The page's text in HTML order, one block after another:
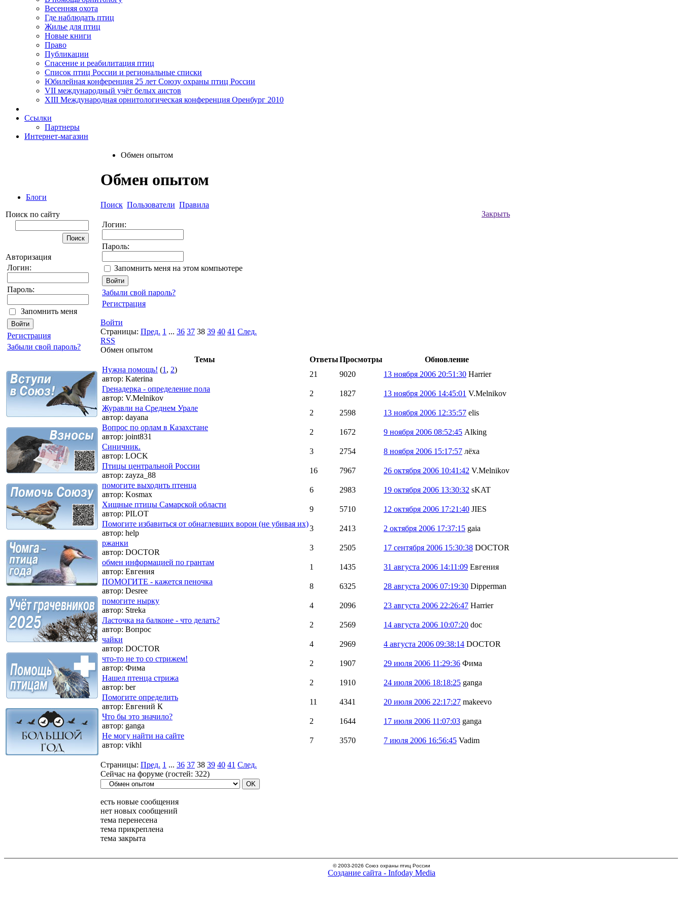
Весенняя охота
Где наблюдать птиц
Жилье для птиц
Новые книги
Право
Публикации
Спасение и реабилитация птиц
Список птиц России и региональные списки
Юбилейная конференция 25 лет Союзу охраны птиц России
VII международный учёт белых аистов
XIII Международная орнитологическая конференция Оренбург 2010
Ссылки
Партнеры
Интернет-магазин
Блоги
Поиск по сайту
Авторизация
Логин:
Пароль:
Запомнить меня
Регистрация
Забыли свой пароль?
Обмен опытом
Обмен опытом
Поиск Пользователи Правила
Закрыть
Логин:
Пароль:
Запомнить меня на этом компьютере
Забыли свой пароль?
Регистрация
Войти
Страницы: Пред. 1 ... 36 37 38 39 40 41 След.
RSS
Обмен опытом
Темы
ОтветыПросмотры
Обновление
Нужна помощь! (1 , 2)
автор: Katerina
21 9020 13 ноября 2006 20:51:30 Harrier
Гренадерка - определение пола
автор: V.Melnikov
2 1827 13 ноября 2006 14:45:01 V.Melnikov
Журавли на Среднем Урале
автор: dayana
2 2598 13 ноября 2006 12:35:57 elis
Вопрос по орлам в Казахстане
автор: joint831
2 1672 9 ноября 2006 08:52:45 Alking
Синичник.
автор: LOCK
3 2754 8 ноября 2006 15:17:57 лёха
Птицы центральной России
автор: zayza_88
16 7967 26 октября 2006 10:41:42 V.Melnikov
помогите выходить птенца
автор: Kosmax
6 2983 19 октября 2006 13:30:32 sKAT
Хищные птицы Самарской области
автор: PILOT
9 5710 12 октября 2006 17:21:40 JIES
Помогите избавиться от обнаглевших ворон (не убивая их)
автор: help
3 2413 2 октября 2006 17:37:15 gaia
ржанки
автор: DOCTOR
3 2505 17 сентября 2006 15:30:38 DOCTOR
обмен информацией по грантам
автор: Евгения
1 1435 31 августа 2006 14:11:09 Евгения
ПОМОГИТЕ - кажется пеночка
автор: Desree
8 6325 28 августа 2006 07:19:30 Dipperman
помогите нырку
автор: Streka
4 2096 23 августа 2006 22:26:47 Harrier
Ласточка на балконе - что делать?
автор: Вопрос
2 2569 14 августа 2006 10:07:20 doc
чайки
автор: DOCTOR
4 2969 4 августа 2006 09:38:14 DOCTOR
что-то не то со стрижем!
автор: Фима
2 1907 29 июля 2006 11:29:36 Фима
Нашел птенца стрижа
автор: ber
2 1910 24 июля 2006 18:18:25 ganga
Помогите определить
автор: Евгений К
11 4341 20 июля 2006 22:17:27 makeevo
Что бы это значило?
автор: ganga
2 1644 17 июля 2006 11:07:03 ganga
Не могу найти на сайте
автор: vikhl
7 3570 7 июля 2006 16:56:45 Vadim
Страницы: Пред. 1 ... 36 37 38 39 40 41 След.
Сейчас на форуме (гостей: 322)
есть новые сообщения
нет новых сообщений
тема перенесена
тема прикреплена
тема закрыта
© 2003-2026 Союз охраны птиц России
Создание сайта - Infoday Media